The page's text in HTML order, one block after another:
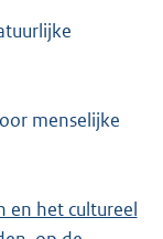
menselijke
en het cultureel